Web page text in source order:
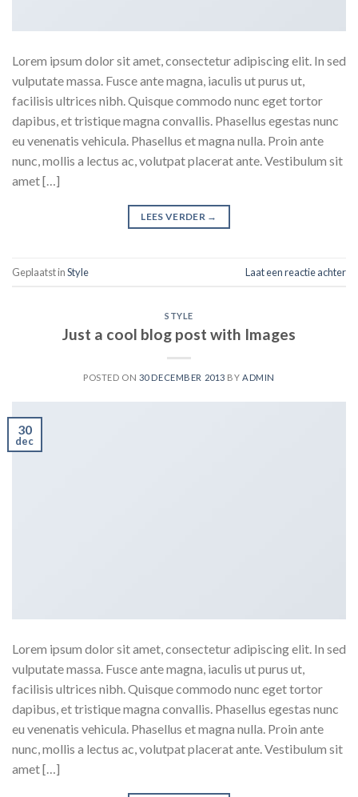
Lorem ipsum dolor sit amet, consectetur adipiscing elit. In sed
vulputate massa. Fusce ante magna, iaculis ut purus ut,
facilisis ultrices nibh. Quisque commodo nunc eget tortor
dapibus, et tristique magna convallis. Phasellus egestas nunc
eu venenatis vehicula. Phasellus et magna nulla. Proin ante
nunc, mollis a lectus ac, volutpat placerat ante. Vestibulum sit
amet […]
LEES VERDER →
Geplaatst inStyle Laat een reactie achter
STYLE
Just a cool blog post with Images
POSTED ON 30 DECEMBER 2013 BY ADMIN
30
dec
Lorem ipsum dolor sit amet, consectetur adipiscing elit. In sed
vulputate massa. Fusce ante magna, iaculis ut purus ut,
facilisis ultrices nibh. Quisque commodo nunc eget tortor
dapibus, et tristique magna convallis. Phasellus egestas nunc
eu venenatis vehicula. Phasellus et magna nulla. Proin ante
nunc, mollis a lectus ac, volutpat placerat ante. Vestibulum sit
amet […]